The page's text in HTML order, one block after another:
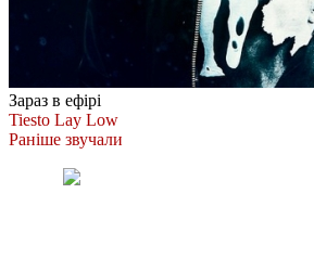
Зараз в ефірі
Tiesto Lay Low
Раніше звучали